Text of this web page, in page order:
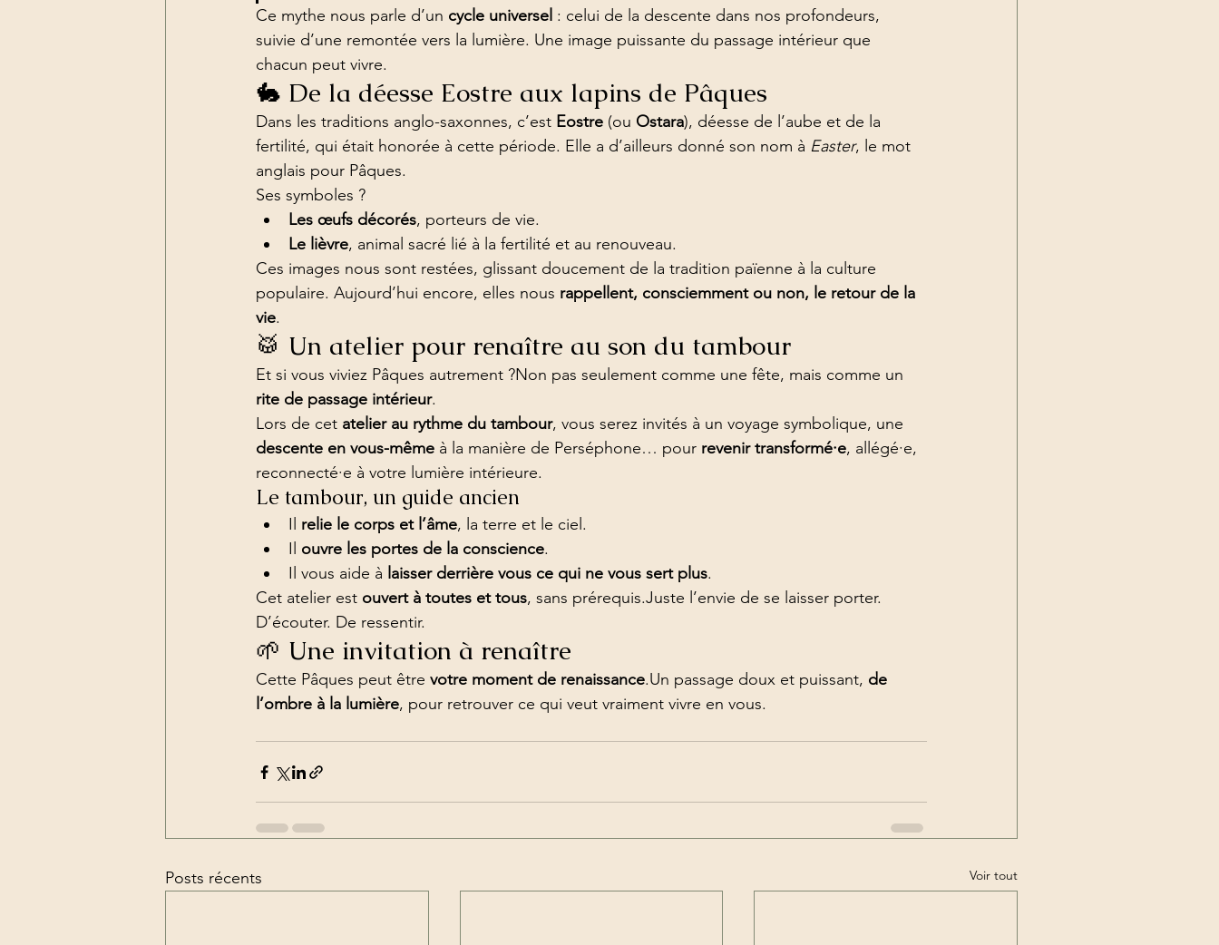
Ce mythe nous parle d’un cycle universel : celui de la descente dans nos profondeurs,
suivie d’une remontée vers la lumière. Une image puissante du passage intérieur que
chacun peut vivre.
🐇 De la déesse Eostre aux lapins de Pâques
Dans les traditions anglo-saxonnes, c’est Eostre (ou Ostara), déesse de l’aube et de la
fertilité, qui était honorée à cette période. Elle a d’ailleurs donné son nom à Easter, le mot
anglais pour Pâques.
Ses symboles ?
Les œufs décorés, porteurs de vie.
Le lièvre, animal sacré lié à la fertilité et au renouveau.
Ces images nous sont restées, glissant doucement de la tradition païenne à la culture
populaire. Aujourd’hui encore, elles nous rappellent, consciemment ou non, le retour de la
vie.
🥁 Un atelier pour renaître au son du tambour
Et si vous viviez Pâques autrement ?Non pas seulement comme une fête, mais comme un
rite de passage intérieur.
Lors de cet atelier au rythme du tambour, vous serez invités à un voyage symbolique, une
descente en vous-même à la manière de Perséphone… pour revenir transformé·e, allégé·e,
reconnecté·e à votre lumière intérieure.
Le tambour, un guide ancien
Il relie le corps et l’âme, la terre et le ciel.
Il ouvre les portes de la conscience.
Il vous aide à laisser derrière vous ce qui ne vous sert plus.
Cet atelier est ouvert à toutes et tous, sans prérequis.Juste l’envie de se laisser porter.
D’écouter. De ressentir.
🌱 Une invitation à renaître
Cette Pâques peut être votre moment de renaissance.Un passage doux et puissant, de
l’ombre à la lumière, pour retrouver ce qui veut vraiment vivre en vous.
Posts récents Voir tout